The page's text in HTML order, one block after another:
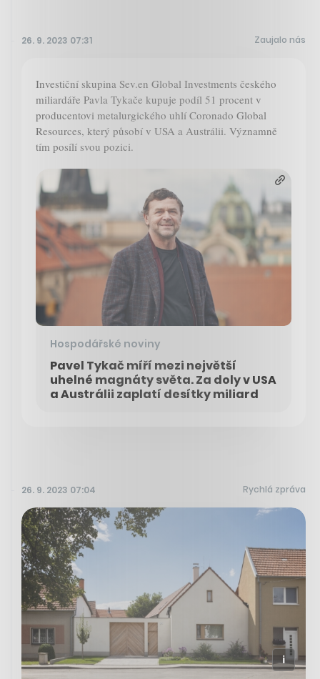
26. 9. 2023 07:31 Zaujalo nás
Investiční skupina Sev.en Global Investments českého
miliardáře Pavla Tykače kupuje podíl 51 procent v
producentovi metalurgického uhlí Coronado Global
Resources, který působí v USA a Austrálii. Významně
tím posílí svou pozici.
Hospodářské noviny
Pavel Tykač míří mezi největší
uhelné magnáty světa. Za doly v USA
a Austrálii zaplatí desítky miliard
26. 9. 2023 07:04 Rychlá zpráva